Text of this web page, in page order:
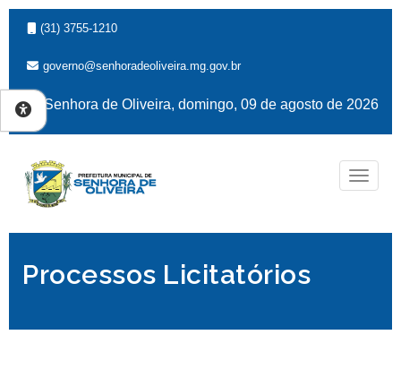
(31) 3755-1210
governo@senhoradeoliveira.mg.gov.br
Senhora de Oliveira, domingo, 09 de agosto de 2026
Processos Licitatórios